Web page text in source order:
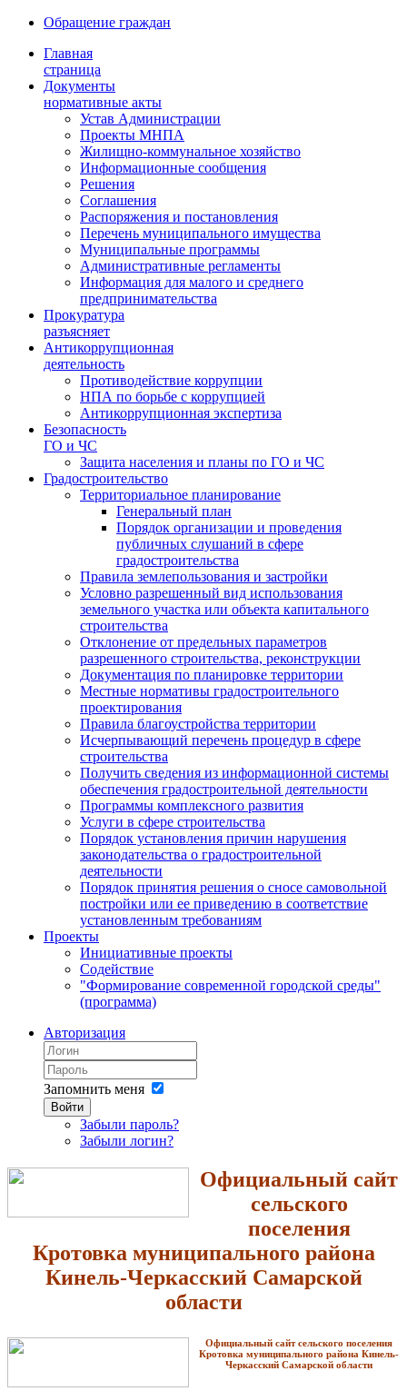
Обращение граждан
Главная
страница
Документы
нормативные акты
Устав Администрации
Проекты МНПА
Жилищно-коммунальное хозяйство
Информационные сообщения
Решения
Соглашения
Распоряжения и постановления
Перечень муниципального имущества
Муниципальные программы
Административные регламенты
Информация для малого и среднего
предпринимательства
Прокуратура
разъясняет
Антикоррупционная
деятельность
Противодействие коррупции
НПА по борьбе с коррупцией
Антикоррупционная экспертиза
Безопасность
ГО и ЧС
Защита населения и планы по ГО и ЧС
Градостроительство
Территориальное планирование
Генеральный план
Порядок организации и проведения
публичных слушаний в сфере
градостроительства
Правила землепользования и застройки
Условно разрешенный вид использования
земельного участка или объекта капитального
строительства
Отклонение от предельных параметров
разрешенного строительства, реконструкции
Документация по планировке территории
Местные нормативы градостроительного
проектирования
Правила благоустройства территории
Исчерпывающий перечень процедур в сфере
строительства
Получить сведения из информационной системы
обеспечения градостроительной деятельности
Программы комплексного развития
Услуги в сфере строительства
Порядок установления причин нарушения
законодательства о градостроительной
деятельности
Порядок принятия решения о сносе самовольной
постройки или ее приведению в соответствие
установленным требованиям
Проекты
Инициативные проекты
Содействие
"Формирование современной городской среды"
(программа)
Авторизация
Запомнить меня
Войти
Забыли пароль?
Забыли логин?
Официальный сайт
сельского
поселения
Кротовка муниципального района
Кинель-Черкасский Самарской
области
Официальный сайт сельского поселения
Кротовка муниципального района Кинель-
Черкасский Самарской области